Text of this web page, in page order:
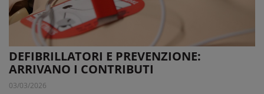
DEFIBRILLATORI E PREVENZIONE:
ARRIVANO I CONTRIBUTI
03/03/2026